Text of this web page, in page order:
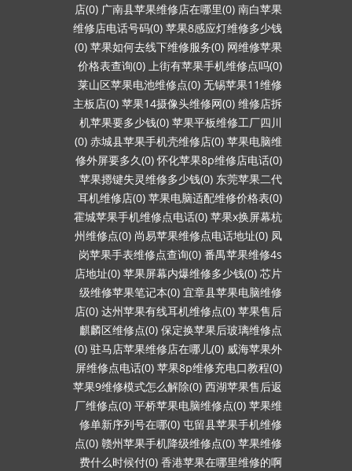
店(0) 广南县苹果维修店在哪里(0) 南白苹果
维修店电话号码(0) 苹果8感应灯维修多少钱
(0) 苹果如何去线下维修服务(0) 网维修苹果
价格表查询(0) 上街有苹果手机维修点吗(0)
莱山区苹果电池维修点(0) 无锡苹果11维修
主板店(0) 苹果14摄像头维修网(0) 维修店拆
机苹果要多少钱(0) 苹果平板维修工厂四川
(0) 赤城县苹果手机壳维修店(0) 苹果电脑维
修外屏要多久(0) 怀化苹果8p维修店电话(0)
苹果摁键失灵维修多少钱(0) 东莞苹果二代
耳机维修店(0) 苹果电脑适配维修价格表(0)
霍城苹果手机维修点电话(0) 苹果x换屏幕杭
州维修点(0) 尚易苹果维修点电话地址(0) 凤
岗苹果手表维修点查询(0) 番禺苹果维修4s
店地址(0) 苹果屏幕内爆维修多少钱(0) 芯片
级维修苹果笔记本(0) 宜章县苹果电脑维修
店(0) 达州苹果有线耳机维修点(0) 苹果售后
麒麟区维修点(0) 保定换苹果后玻璃维修点
(0) 驻马店苹果维修店在哪儿(0) 威海苹果外
屏维修点电话(0) 苹果8p维修充电口教程(0)
苹果9维修模式怎么解除(0) 西湖苹果售后返
厂维修点(0) 平桥苹果电脑维修点(0) 苹果维
修单新序列号在哪(0) 屯留县苹果手机维修
点(0) 赣州苹果手机降级维修点(0) 苹果维修
费什么时候付(0) 香港苹果在哪里维修的啊